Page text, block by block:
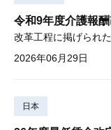
令和9年度介護報
改革工程に掲げられ
2026年06月29日
日本